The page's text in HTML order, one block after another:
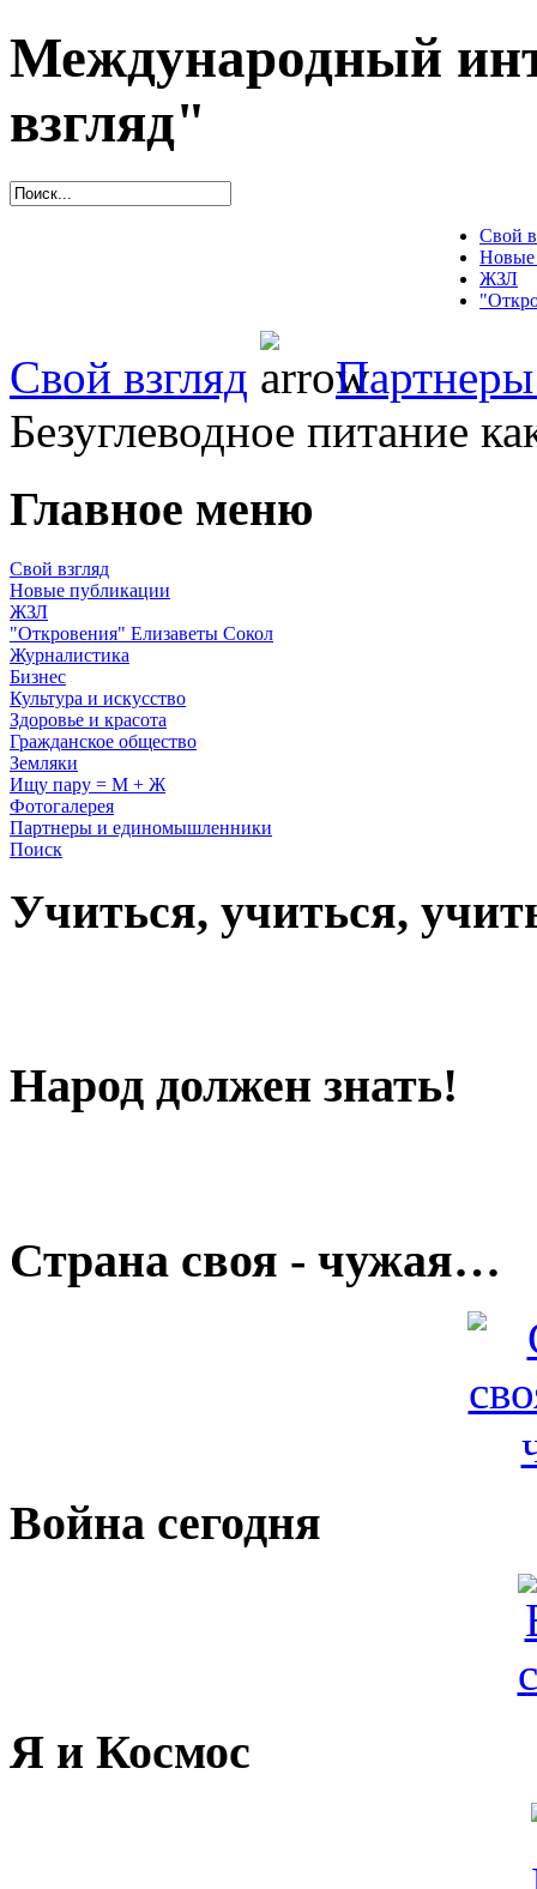
Международный
взгляд"
Свой
Новые
ЖЗЛ
Свой взгляд
Безуглеводное питание
Главное меню
Свой взгляд
Новые публикации
ЖЗЛ
"Откровения" Елизаветы Сокол
Журналистика
Бизнес
Культура и искусство
Здоровье и красота
Гражданское общество
Земляки
Ищу пару = М + Ж
Фотогалерея
Партнеры и единомышленники
Поиск
Учиться, учиться,
Народ должен знать!
Страна своя - чужая…
Война сегодня
Я и Космос